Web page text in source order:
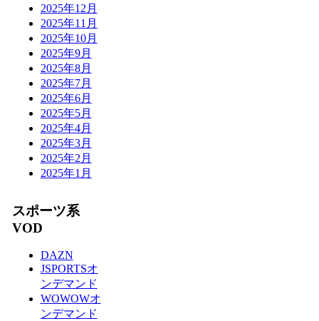
2025年12月
2025年11月
2025年10月
2025年9月
2025年8月
2025年7月
2025年6月
2025年5月
2025年4月
2025年3月
2025年2月
2025年1月
スポーツ系
VOD
DAZN
JSPORTSオ
ンデマンド
WOWOWオ
ンデマンド